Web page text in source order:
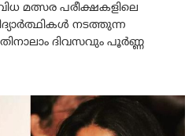
മത്സര പരീക്ഷകളിലെ
നടത്തുന്ന
ദിവസവും പൂർണ്ണ